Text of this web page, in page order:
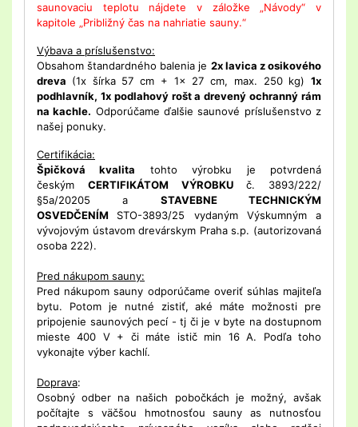
saunovaciu teplotu nájdete v záložke „Návody“ v
kapitole „Približný čas na nahriatie sauny.“
Výbava a príslušenstvo:
Obsahom štandardného balenia je 2x lavica z osikového
dreva (1x šírka 57 cm + 1x 27 cm, max. 250 kg) 1x
podhlavník, 1x podlahový rošt a drevený ochranný rám
na kachle. Odporúčame ďalšie saunové príslušenstvo z
našej ponuky.
Certifikácia:
Špičková kvalita tohto výrobku je potvrdená
českým CERTIFIKÁTOM VÝROBKU č. 3893/222/
§5a/20205 a STAVEBNE TECHNICKÝM
OSVEDČENÍM STO-3893/25 vydaným Výskumným a
vývojovým ústavom drevárskym Praha s.p. (autorizovaná
osoba 222).
Pred nákupom sauny:
Pred nákupom sauny odporúčame overiť súhlas majiteľa
bytu. Potom je nutné zistiť, aké máte možnosti pre
pripojenie saunových pecí - tj či je v byte na dostupnom
mieste 400 V + či máte istič min 16 A. Podľa toho
vykonajte výber kachlí.
Doprava:
Osobný odber na našich pobočkách je možný, avšak
počítajte s väčšou hmotnosťou sauny as nutnosťou